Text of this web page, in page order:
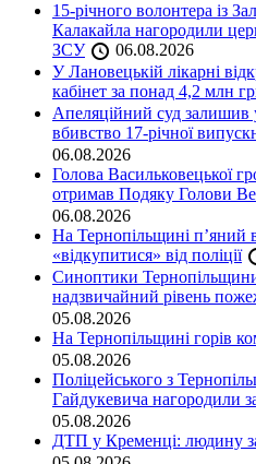
15-річного волонтера із
Калакайла нагородили
ЗСУ
06.08.2026
У Лановецькій лікарні
кабінет за понад 4,2 млн
Апеляційний суд залишив
вбивство 17-річної
06.08.2026
Голова Васильковецької
отримав Подяку Голови
06.08.2026
На Тернопільщині п’яний
«відкупитися» від поліції
Синоптики
надзвичайний рівень
05.08.2026
На Тернопільщині горів
05.08.2026
Поліцейського з
Гайдукевича нагородили
05.08.2026
ДТП у Кременці: людину